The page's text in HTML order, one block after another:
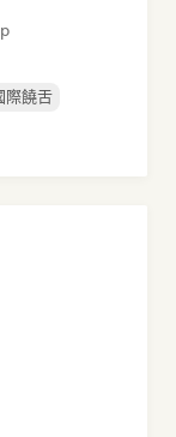
際饒舌